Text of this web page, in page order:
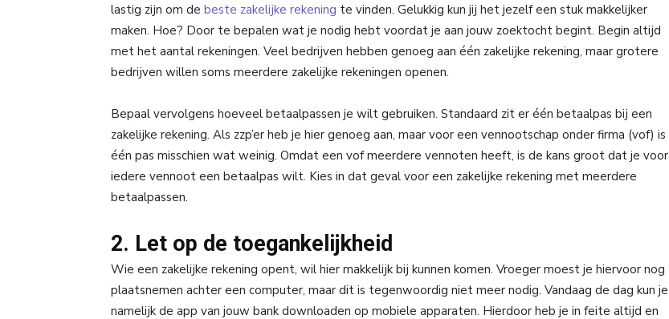
lastig zijn om de beste zakelijke rekening te vinden. Gelukkig kun jij het jezelf een stuk makkelijker
maken. Hoe? Door te bepalen wat je nodig hebt voordat je aan jouw zoektocht begint. Begin altijd
met het aantal rekeningen. Veel bedrijven hebben genoeg aan één zakelijke rekening, maar grotere
bedrijven willen soms meerdere zakelijke rekeningen openen.
Bepaal vervolgens hoeveel betaalpassen je wilt gebruiken. Standaard zit er één betaalpas bij een
zakelijke rekening. Als zzp’er heb je hier genoeg aan, maar voor een vennootschap onder firma (vof) is
één pas misschien wat weinig. Omdat een vof meerdere vennoten heeft, is de kans groot dat je voor
iedere vennoot een betaalpas wilt. Kies in dat geval voor een zakelijke rekening met meerdere
betaalpassen.
2. Let op de toegankelijkheid
Wie een zakelijke rekening opent, wil hier makkelijk bij kunnen komen. Vroeger moest je hiervoor nog
plaatsnemen achter een computer, maar dit is tegenwoordig niet meer nodig. Vandaag de dag kun je
namelijk de app van jouw bank downloaden op mobiele apparaten. Hierdoor heb je in feite altijd en